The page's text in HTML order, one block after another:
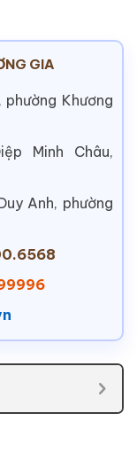
GIA
Khương
Minh Châu,
Anh, phường